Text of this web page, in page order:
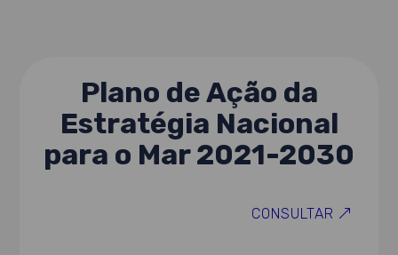
Plano de Ação da
Estratégia Nacional
para o Mar 2021-2030
CONSULTAR